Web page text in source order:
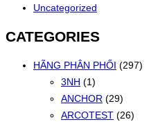
Uncategorized
CATEGORIES
HÃNG PHÂN PHỐI (297)
3NH (1)
ANCHOR (29)
ARCOTEST (26)